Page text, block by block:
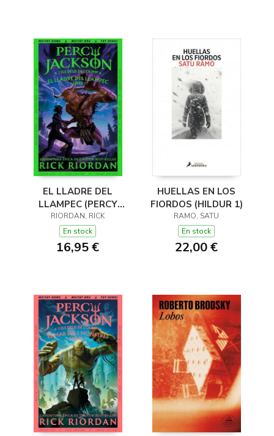
EL LLADRE DEL
LLAMPEC (PERCY
JACKSON I ELS DÉUS
DE L'OLIMP 1)
RIORDAN, RICK
En stock
16,95 €
HUELLAS EN LOS
FIORDOS (HILDUR 1)
RAMO, SATU
En stock
22,00 €